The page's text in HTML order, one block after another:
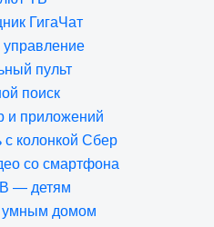
ГигаЧат
управление
пульт
поиск
и приложений
колонкой Сбер
со смартфона
— детям
умным домом